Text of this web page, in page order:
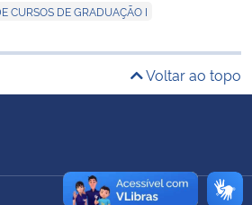
e dos Direitos Humanos
CURSOS DE GRADUAÇÃO I
Voltar ao topo